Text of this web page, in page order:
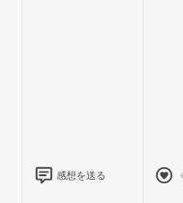
感想を送る
のない制服、校則の化身み